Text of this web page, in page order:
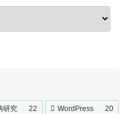
研究 22 WordPress 20